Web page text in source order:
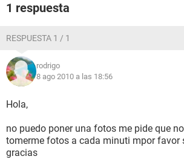
1 respuesta
RESPUESTA 1 / 1
rodrigo
8 ago 2010 a las 18:56
Hola,
no puedo poner una fotos me pide que
tomerme fotos a cada minuti mpor favor
gracias